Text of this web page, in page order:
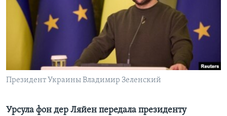
Learning English
Президент Украины Владимир Зеленский
Урсула фон дер Ляйен передала президенту